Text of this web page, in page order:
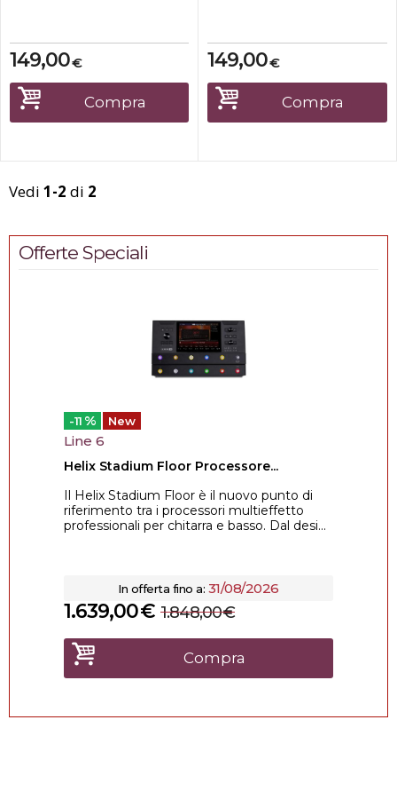
€
149,00
Compra
€
149,00
Compra
Vedi 1-2 di 2
Offerte Speciali
-11 % New
Line 6
Helix Stadium Floor Processore...
Il Helix Stadium Floor è il nuovo punto di
riferimento tra i processori multieffetto
professionali per chitarra e basso. Dal desi...
In offerta fino a: 31/08/2026
€
1.639,00 €
1.848,00
Compra